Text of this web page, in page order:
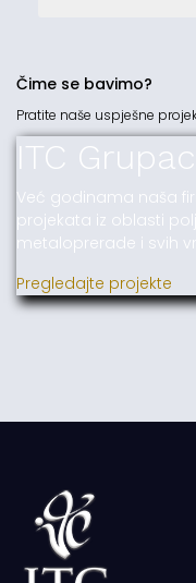
Čime se bavimo?
Pratite naše uspješne
ITC
Već godinama naša
projekata iz oblasti
metaloprerade i svih
Pregledajte projekte